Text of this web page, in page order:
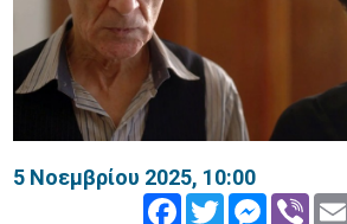
5 Νοεμβρίου 2025, 10:00
FacebookTwitterMessenger
Viber